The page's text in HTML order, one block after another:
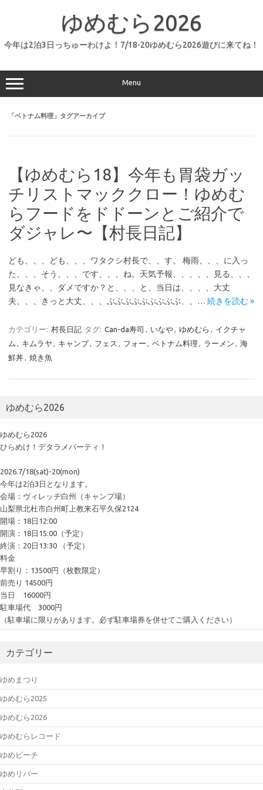
へ
ッ
プ
ゆめむら2026
今年は2泊3日っちゅーわけよ！7/18-20ゆめむら2026遊びに来てね！
Menu
「ベトナム料理 」タグアーカイブ
【ゆめむら18】今年も胃袋ガッ
チリストマッククロー！ゆめむ
らフードをドドーンとご紹介で
ダジャレ〜【村長日記】
ども、、、ども、、、ワタクシ村長で、、す。 梅雨、、、に入っ
た、、、そう、、、です、、、ね。天気予報、、、、、見る、、、
見なきゃ、、ダメですか？と、、、と、当日は、、、、大丈
夫、、、きっと大丈、、、ぶぶぶぶぶぶぶぶぶ、、… 続きを読む »
カテゴリー: 村長日記 タグ: Can-da寿司 , いなや, ゆめむら , イクチャ
ム , キムラヤ , キャンプ, フェス , フォー , ベトナム料理 , ラーメン , 海
鮮丼, 焼き魚
ゆめむら2026
ゆめむら2026
ひらめけ！デタラメパーティ！
2026.7/18(sat)-20(mon)
今年は2泊3日となります。
会場：ヴィレッヂ白州（キャンプ場）
山梨県北杜市白州町上教来石平久保2124
開場：18日12:00
開演：18日15:00（予定）
終演：20日13:30 （予定）
料金
早割り：13500円（枚数限定）
前売り 14500円
当日 16000円
駐車場代 3000円
（駐車場に限りがあります。必ず駐車場券を併せてご購入ください）
カテゴリー
ゆめまつり
ゆめむら2025
ゆめむら2026
ゆめむらレコード
ゆめビーチ
ゆめリバー